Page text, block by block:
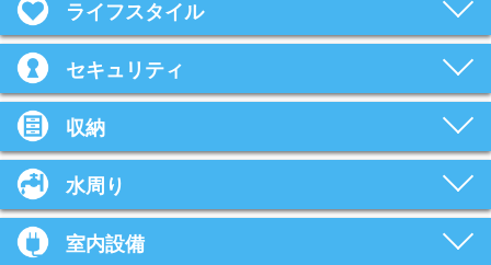
ライフスタイル
セキュリティ
収納
水周り
室内設備